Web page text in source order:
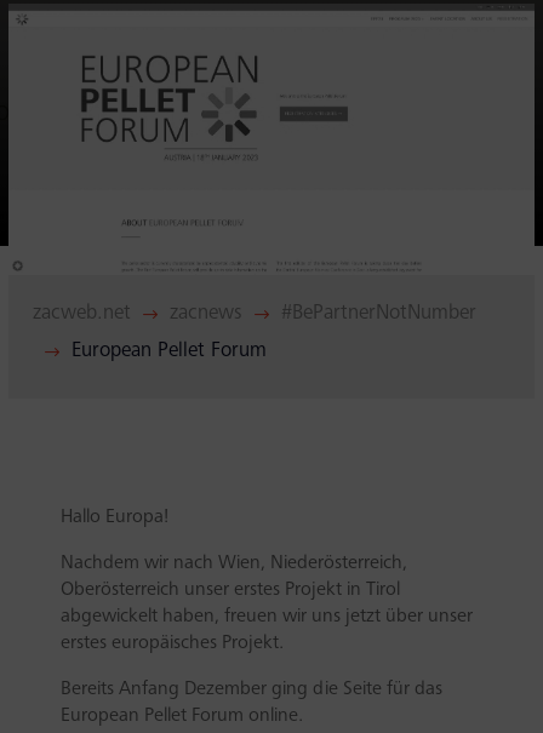
zacweb.net $ zacnews $ #BePartnerNotNumber
$ European Pellet Forum
Hallo Europa!
Nachdem wir nach Wien, Niederösterreich,
Oberösterreich unser erstes Projekt in Tirol
abgewickelt haben, freuen wir uns jetzt über unser
erstes europäisches Projekt.
Bereits Anfang Dezember ging die Seite für das
European Pellet Forum online.